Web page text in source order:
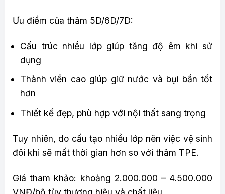
Ưu điểm của thảm 5D/6D/7D:
Cấu trúc nhiều lớp giúp tăng độ êm khi sử
dụng
Thành viền cao giúp giữ nước và bụi bẩn tốt
hơn
Thiết kế đẹp, phù hợp với nội thất sang trọng
Tuy nhiên, do cấu tạo nhiều lớp nên việc vệ sinh
đôi khi sẽ mất thời gian hơn so với thảm TPE.
Giá tham khảo: khoảng 2.000.000 – 4.500.000